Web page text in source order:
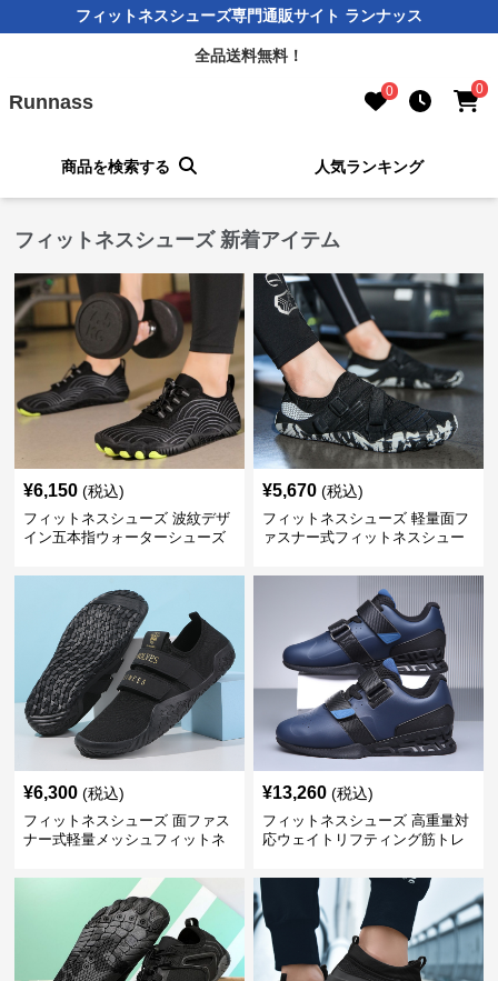
フィットネスシューズ専門通販サイト ランナッス
全品送料無料！
Runnass 0 0
商品を検索する 人気ランキング
フィットネスシューズ 新着アイテム
¥6,150 (税込)
フィットネスシューズ 波紋デザ
イン五本指ウォーターシューズ
¥5,670 (税込)
フィットネスシューズ 軽量面フ
ァスナー式フィットネスシュー
¥6,300 (税込)
フィットネスシューズ 面ファス
ナー式軽量メッシュフィットネ
¥13,260 (税込)
フィットネスシューズ 高重量対
応ウェイトリフティング筋トレ